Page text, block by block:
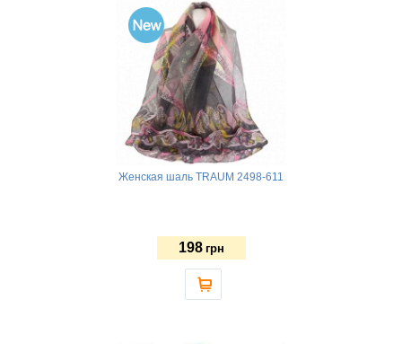
Женская шаль TRAUM 2498-611
198 грн